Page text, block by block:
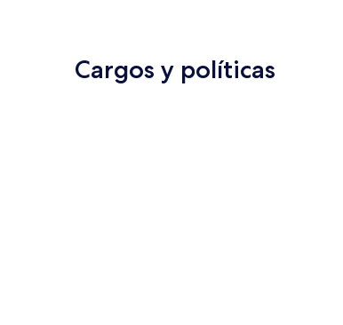
Cargos y políticas